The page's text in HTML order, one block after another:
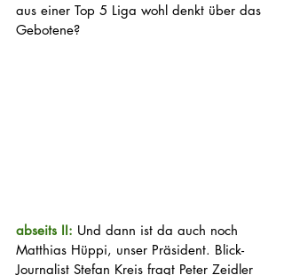
aus einer Top 5 Liga wohl denkt über das
Gebotene?
abseits II: Und dann ist da auch noch
Matthias Hüppi, unser Präsident. Blick-
Journalist Stefan Kreis fragt Peter Zeidler